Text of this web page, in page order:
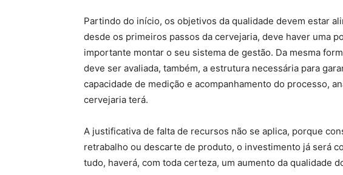
Partindo do início, os objetivos da qualidade devem estar
desde os primeiros passos da cervejaria, deve haver uma
importante montar o seu sistema de gestão. Da mesma
deve ser avaliada, também, a estrutura necessária para
capacidade de medição e acompanhamento do processo,
cervejaria terá.
A justificativa de falta de recursos não se aplica, porque
retrabalho ou descarte de produto, o investimento já será
tudo, haverá, com toda certeza, um aumento da qualidade